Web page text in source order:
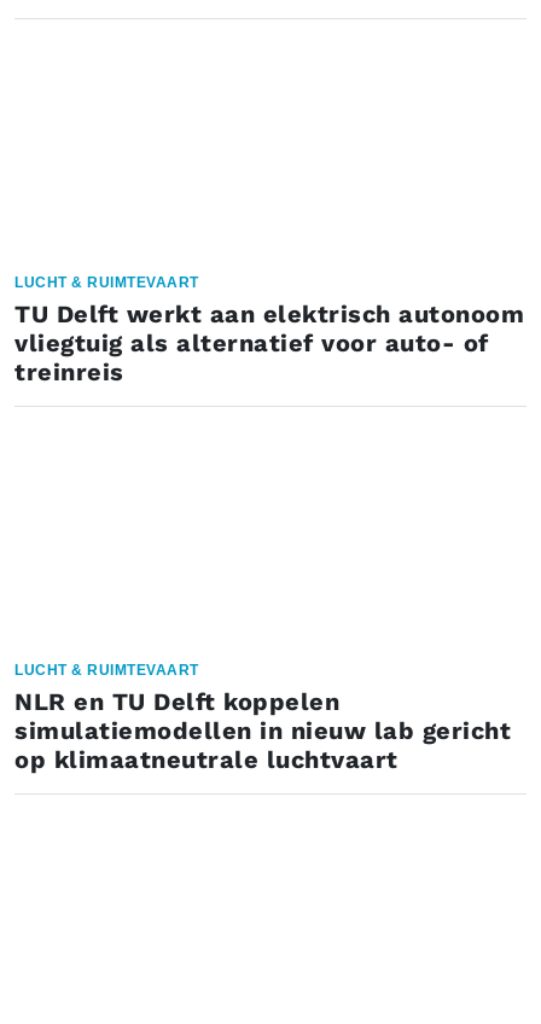
LUCHT & RUIMTEVAART
TU Delft werkt aan elektrisch autonoom
vliegtuig als alternatief voor auto- of
treinreis
LUCHT & RUIMTEVAART
NLR en TU Delft koppelen
simulatiemodellen in nieuw lab gericht
op klimaatneutrale luchtvaart